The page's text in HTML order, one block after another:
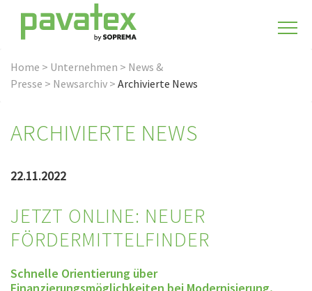
Home > Unternehmen > News &
Presse > Newsarchiv > Archivierte News
ARCHIVIERTE NEWS
22.11.2022
JETZT ONLINE: NEUER
FÖRDERMITTELFINDER
Schnelle Orientierung über